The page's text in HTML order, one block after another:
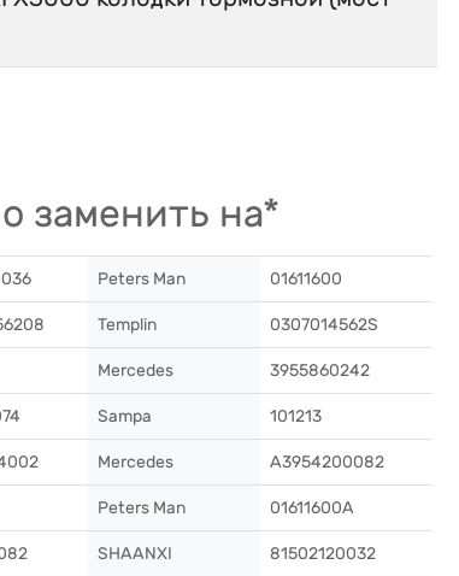
заменить на*
Peters Man 01611600
Templin 0307014562S
Mercedes 3955860242
Sampa 101213
Mercedes A3954200082
Peters Man 01611600A
SHAANXI 81502120032